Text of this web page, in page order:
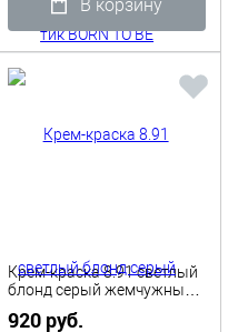
В корзину
Крем-краска 8.91 светлый
блонд серый жемчужный
TINTA 100 мл Shot
920 руб.